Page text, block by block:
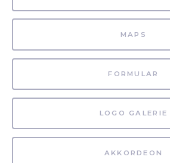
MAPS
FORMULAR
LOGO GALERIE
AKKORDEON